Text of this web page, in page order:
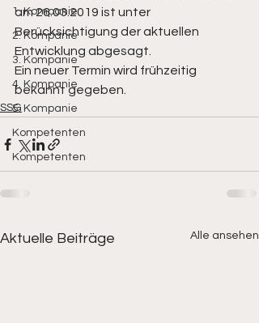
1. Kompanie
2. Kompanie
3. Kompanie
4. Kompanie
5. Kompanie
Kompetenten
Kompetenten
am 26.03.2019 ist unter
Berücksichtigung der aktuellen
Entwicklung abgesagt.
Ein neuer Termin wird frühzeitig
bekannt gegeben.
SSG
Aktuelle Beiträge Alle ansehen